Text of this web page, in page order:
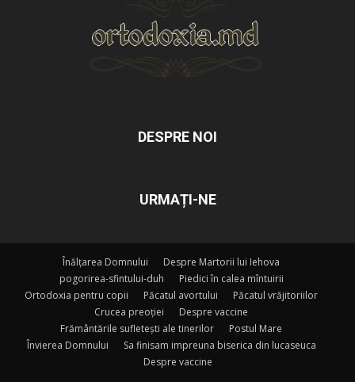
DESPRE NOI
URMAȚI-NE
Înălțarea Domnului
Despre Martorii lui Iehova
pogorirea-sfintului-duh
Piedici în calea mîntuirii
Ortodoxia pentru copii
Păcatul avortului
Păcatul vrăjitoriilor
Crucea preoției
Despre vaccine
Frământările sufletești ale tinerilor
Postul Mare
Învierea Domnului
Sa finisam impreuna biserica din lucaseuca
Despre vaccine